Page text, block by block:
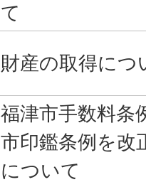
て
財産の取得につ
福津市手数料条
市印鑑条例を改
について